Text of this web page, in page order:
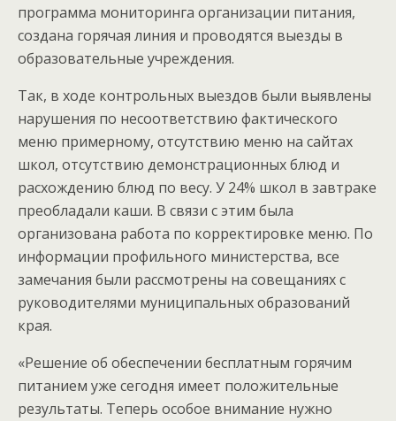
программа мониторинга организации питания,
создана горячая линия и проводятся выезды в
образовательные учреждения.
Так, в ходе контрольных выездов были выявлены
нарушения по несоответствию фактического
меню примерному, отсутствию меню на сайтах
школ, отсутствию демонстрационных блюд и
расхождению блюд по весу. У 24% школ в завтраке
преобладали каши. В связи с этим была
организована работа по корректировке меню. По
информации профильного министерства, все
замечания были рассмотрены на совещаниях с
руководителями муниципальных образований
края.
«Решение об обеспечении бесплатным горячим
питанием уже сегодня имеет положительные
результаты. Теперь особое внимание нужно